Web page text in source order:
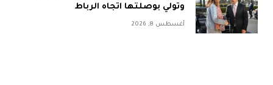
وتولي بوصلتها اتجاه الرباط
أغسطس 8, 2026